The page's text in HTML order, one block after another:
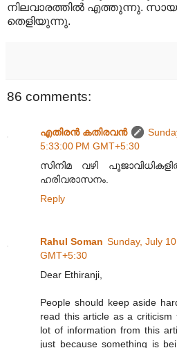
നിലവാരത്തിൽ എത്തുന്നു.
തെളിയുന്നു.
86 comments:
എതിരന്‍ കതിരവന്‍
5:33:00 PM GMT+5:30
സിനിമ വഴി
ഹരിവരാസനം.
Reply
Rahul Soman Sunday, July
GMT+5:30
Dear Ethiranji,
People should keep aside
read this article as a
lot of information from this
just because something is